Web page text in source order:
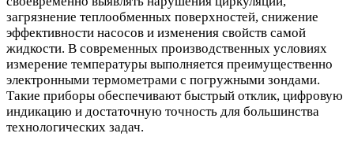
загрязнение теплообменных поверхностей, снижение
эффективности насосов и изменения свойств самой
жидкости. В современных производственных условиях
измерение температуры выполняется преимущественно
электронными термометрами с погружными зондами.
Такие приборы обеспечивают быстрый отклик, цифровую
индикацию и достаточную точность для большинства
технологических задач.